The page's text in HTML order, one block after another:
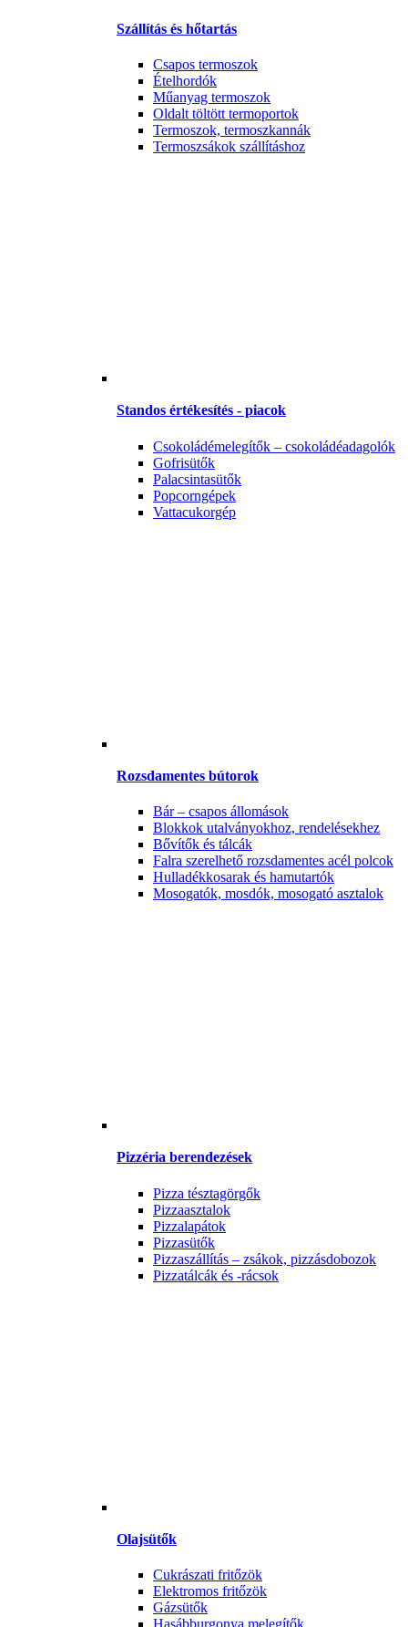
Szállítás és hőtartás
Csapos termoszok
Ételhordók
Műanyag termoszok
Oldalt töltött termoportok
Termoszok, termoszkannák
Termoszsákok szállításhoz
Standos értékesítés - piacok
Csokoládémelegítők – csokoládéadagolók
Gofrisütők
Palacsintasütők
Popcorngépek
Vattacukorgép
Rozsdamentes bútorok
Bár – csapos állomások
Blokkok utalványokhoz, rendelésekhez
Bővítők és tálcák
Falra szerelhető rozsdamentes acél polcok
Hulladékkosarak és hamutartók
Mosogatók, mosdók, mosogató asztalok
Pizzéria berendezések
Pizza tésztagörgők
Pizzaasztalok
Pizzalapátok
Pizzasütők
Pizzaszállítás – zsákok, pizzásdobozok
Pizzatálcák és -rácsok
Olajsütők
Cukrászati fritőzök
Elektromos fritőzök
Gázsütők